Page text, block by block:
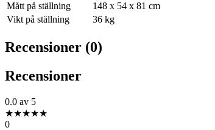
Mått på ställning
148 x 54 x 81 cm
Vikt på ställning
36 kg
Recensioner (0)
Recensioner
0.0 av 5
★★★★★
0